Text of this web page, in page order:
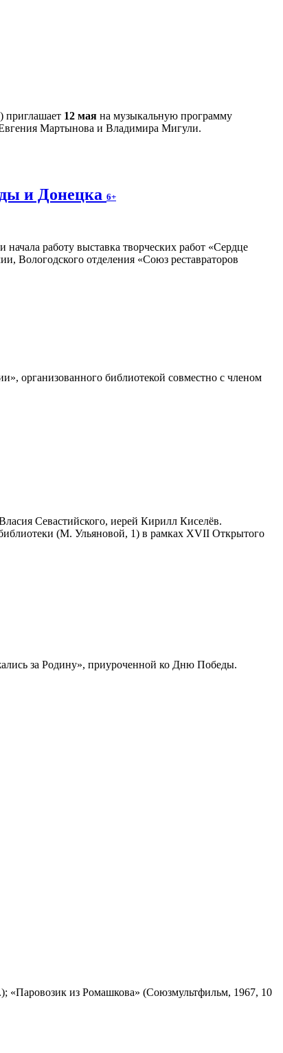
приглашает 12 мая на музыкальную программу
Мартынова и Владимира Мигули.
и Донецка 6+
работу выставка творческих работ «Сердце
Вологодского отделения «Союз реставраторов
организованного библиотекой совместно с членом
Севастийского, иерей Кирилл Киселёв.
(М. Ульяновой, 1) в рамках XVII Открытого
за Родину», приуроченной ко Дню Победы.
из Ромашкова» (Союзмультфильм, 1967, 10